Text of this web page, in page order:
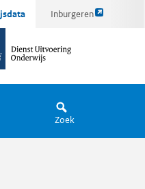
Inburgeren
Link
pagina
de
Zoek